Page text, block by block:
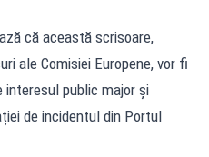
că această scrisoare,
ale Comisiei Europene, vor fi
interesul public major și
de incidentul din Portul